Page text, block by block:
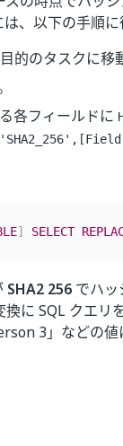
、以下の手順に
的のタスクに移
各フィールドに
] SELECT
SHA2 256 でハ
に SQL クエ
3」などの値